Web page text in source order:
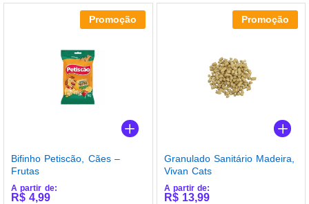
de 5
de 5
Promoção
Bifinho Petiscão, Cães –
Frutas
A partir de:
R$ 4,99
Promoção
Granulado Sanitário Madeira,
Vivan Cats
A partir de:
R$13,99